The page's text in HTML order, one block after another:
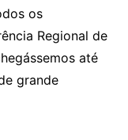
os
Regional de
até
grande